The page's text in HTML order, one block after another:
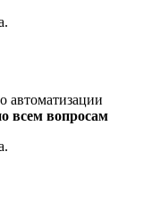
автоматизации
всем вопросам